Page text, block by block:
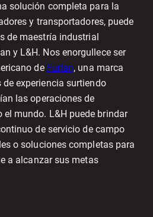
solución completa para la
y transportadores, puede
de maestría industrial
y L&H. Nos enorgullece ser
de Furlan, una marca
experiencia surtiendo
las operaciones de
el mundo. L&H puede brindar
de servicio de campo
o soluciones completas para
a alcanzar sus metas